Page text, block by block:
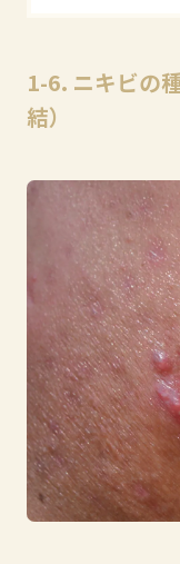
1-6. ニキビの
結）